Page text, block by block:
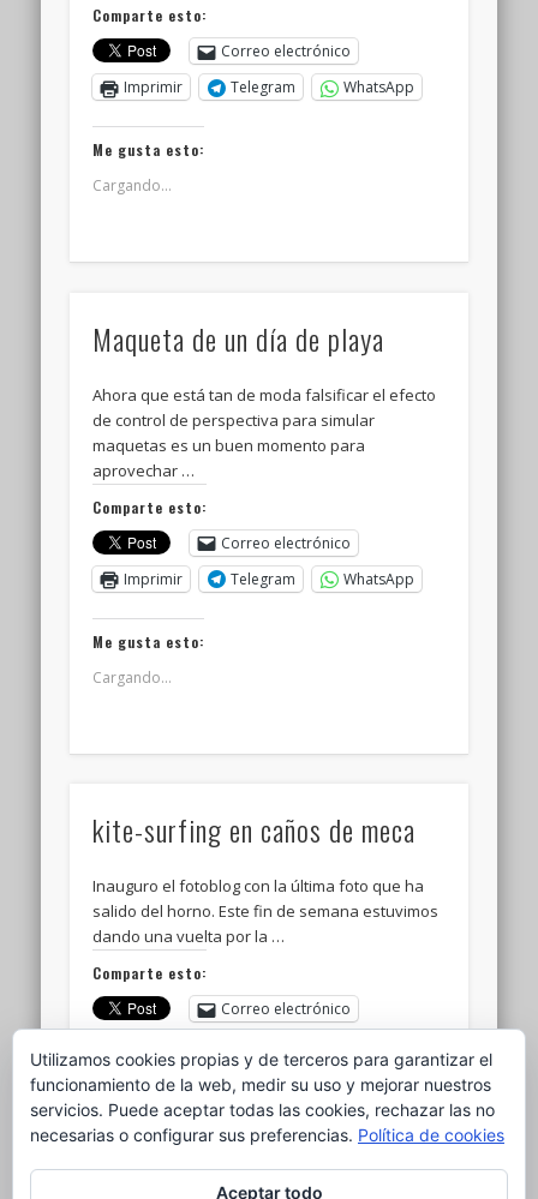
Comparte esto:
Correo electrónico
Imprimir
Telegram WhatsApp
Me gusta esto:
Cargando...
Maqueta de un día de playa
Ahora que está tan de moda falsificar el efecto
de control de perspectiva para simular
maquetas es un buen momento para
aprovechar …
Comparte esto:
Correo electrónico
Imprimir
Telegram WhatsApp
Me gusta esto:
Cargando...
kite-surfing en caños de meca
Inauguro el fotoblog con la última foto que ha
salido del horno. Este fin de semana estuvimos
dando una vuelta por la …
Comparte esto:
Correo electrónico
Me gusta esto:
Cargando...
Utilizamos cookies propias y de terceros para garantizar el
funcionamiento de la web, medir su uso y mejorar nuestros
servicios. Puede aceptar todas las cookies, rechazar las no
necesarias o configurar sus preferencias. Política de cookies
Aceptar todo